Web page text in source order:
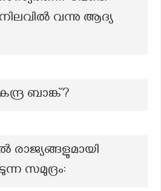
നിലവിൽ വന്നു ആദ്യ
ബാങ്ക്?
രാജ്യങ്ങളുമായി
സമുദ്രം: